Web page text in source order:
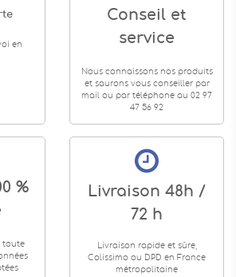
en
Conseil et
service
Nous connaissons nos produits
et saurons vous conseiller par
mail ou par téléphone au 02 97
47 56 92
%
toute
Livraison 48h /
72 h
Livraison rapide et sûre,
Colissimo ou DPD en France
métropolitaine